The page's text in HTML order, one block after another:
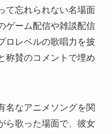
て忘れられない名場面
ゲーム配信や雑談配信
ロレベルの歌唱力を披
称賛のコメントで埋め
名なアニメソングを関
ら歌った場面で、彼女